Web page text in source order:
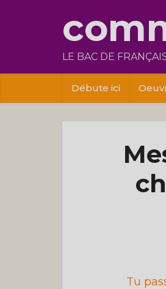
LE BAC DE
Débute ici
Tu